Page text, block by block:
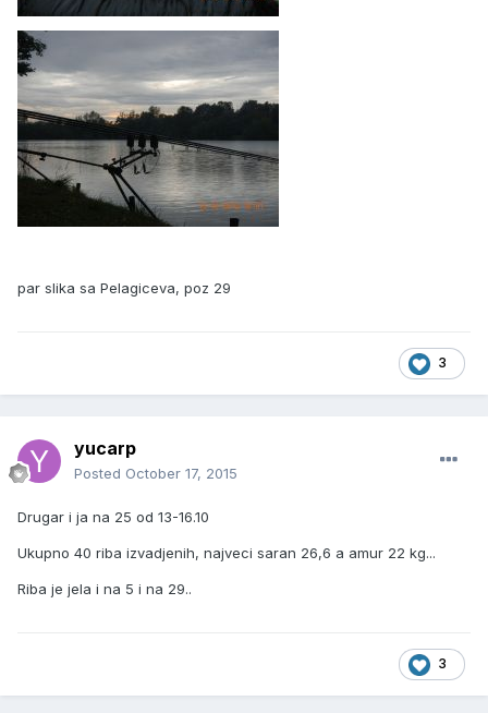
par slika sa Pelagiceva, poz 29
3
yucarp
Posted October 17, 2015
Drugar i ja na 25 od 13-16.10
Ukupno 40 riba izvadjenih, najveci saran 26,6 a amur 22 kg...
Riba je jela i na 5 i na 29..
3